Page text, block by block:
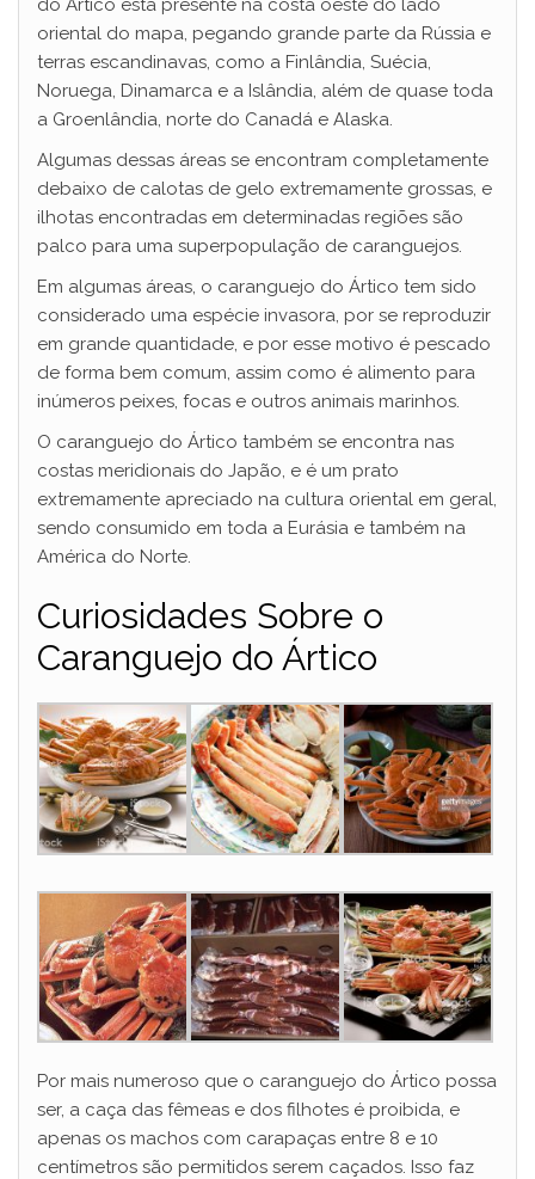
do Ártico está presente na costa oeste do lado
oriental do mapa, pegando grande parte da Rússia e
terras escandinavas, como a Finlândia, Suécia,
Noruega, Dinamarca e a Islândia, além de quase toda
a Groenlândia, norte do Canadá e Alaska.
Algumas dessas áreas se encontram completamente
debaixo de calotas de gelo extremamente grossas, e
ilhotas encontradas em determinadas regiões são
palco para uma superpopulação de caranguejos.
Em algumas áreas, o caranguejo do Ártico tem sido
considerado uma espécie invasora, por se reproduzir
em grande quantidade, e por esse motivo é pescado
de forma bem comum, assim como é alimento para
inúmeros peixes, focas e outros animais marinhos.
O caranguejo do Ártico também se encontra nas
costas meridionais do Japão, e é um prato
extremamente apreciado na cultura oriental em geral,
sendo consumido em toda a Eurásia e também na
América do Norte.
Curiosidades Sobre o
Caranguejo do Ártico
Por mais numeroso que o caranguejo do Ártico possa
ser, a caça das fêmeas e dos filhotes é proibida, e
apenas os machos com carapaças entre 8 e 10
centímetros são permitidos serem caçados. Isso faz